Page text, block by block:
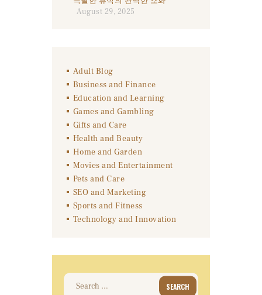
August 29, 2025
Adult Blog
Business and Finance
Education and Learning
Games and Gambling
Gifts and Care
Health and Beauty
Home and Garden
Movies and Entertainment
Pets and Care
SEO and Marketing
Sports and Fitness
Technology and Innovation
Search
for: